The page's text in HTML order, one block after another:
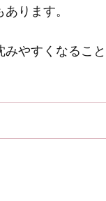
ります。
やすくなること